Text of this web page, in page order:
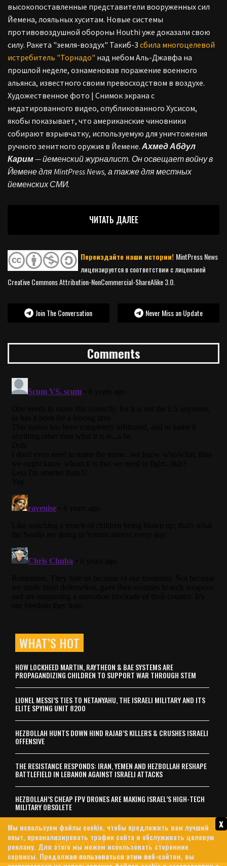
высокопоставленные представители вооруженных сил
Йемена, лояльных хуситам. Новые системы
противовоздушной обороны Houthi уже доказали свою
силу. Ракета "земля-воздух" Такиб-3 сбила многоцелевой
истребитель "Торнадо" над небом Аль-Джавфа на
прошлой неделе, ознаменовав поражение военного
альянса, известного своим превосходством в воздухе.
Художественное фото | Снимок экрана с
недатированного видео, опубликованного Хусисом,
якобы показывает, что американские чиновники
собирают взрывчатку, используемую для уничтожения
ручного зенитного оружия в Йемене. Ахмед Абдул
Карим— йеменский журналист. Он освещает войну в
Йемене для MintPress News, а также для местных
йеменских СМИ.
ЧИТАТЬ ДАЛЕЕ
Переиздайте наши истории! MintPress News
лицензируется в соответствии с лицензией
Creative Commons Attribution-NonCommercial-ShareAlike 3.0.
Join The Conversation Never Miss an Update
Comments
WHAT’S HOT
HOW LOCKHEED MARTIN, RAYTHEON & BAE SYSTEMS ARE
PROPAGANDIZING CHILDREN TO SUPPORT WAR THROUGH STEM
LIONEL MESSI’S TIES TO NETANYAHU, THE ISRAELI MILITARY AND ITS
ELITE SPYING UNIT 8200
HEZBOLLAH HUNTS DOWN HIND RAJAB’S KILLERS & CRUSHES ISRAELI
OFFENSIVE
THE RESISTANCE RESPONDS: IRAN, YEMEN AND HEZBOLLAH RESHAPE
BATTLEFIELD IN LEBANON AGAINST ISRAELI ATTACKS
HEZBOLLAH’S CHEAP FPV DRONES ARE MAKING ISRAEL’S HIGH-TECH
MILITARY OBSOLETE
Связаться с нами Archives
About Us
политика конфиденциальности
x
Мы используем файлы cookie, чтобы предложить вам лучший
опыт, проанализировать трафик сайта и обслуживать целевую
рекламу. Для этого мы можем использовать сторонние
сервисы. Продолжая пользоваться этим веб-сайтом, вы